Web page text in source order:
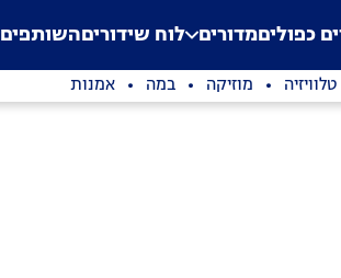
Application error: a
. כפוליםמדורים לוח שידוריםהשותפים
טלוויזיה מוזיקה במה אמנות